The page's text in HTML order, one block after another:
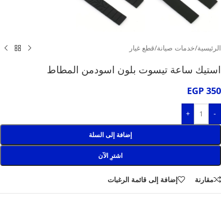
الرئيسية/خدمات صيانة/قطع غيار
استيك ساعة تيسوت بلون اسودمن المطاط
EGP 350
-
+
إضافة إلى السلة
اشترِ الآن
مقارنة إضافة إلى قائمة الرغبات